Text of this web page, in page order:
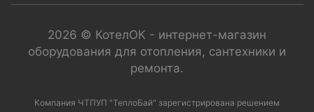
2026 © КотелОК - интернет-магазин
оборудования для отопления, сантехники и
ремонта.
Компания ЧТПУП "ТеплоБай" зарегистрирована решением